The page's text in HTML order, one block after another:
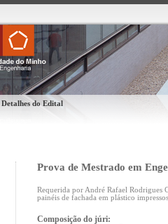
Detalhes do Edital
Prova de Mestrado em
Requerida por André Rafael Rodrigues
painéis de fachada em plástico
Composição do júri: